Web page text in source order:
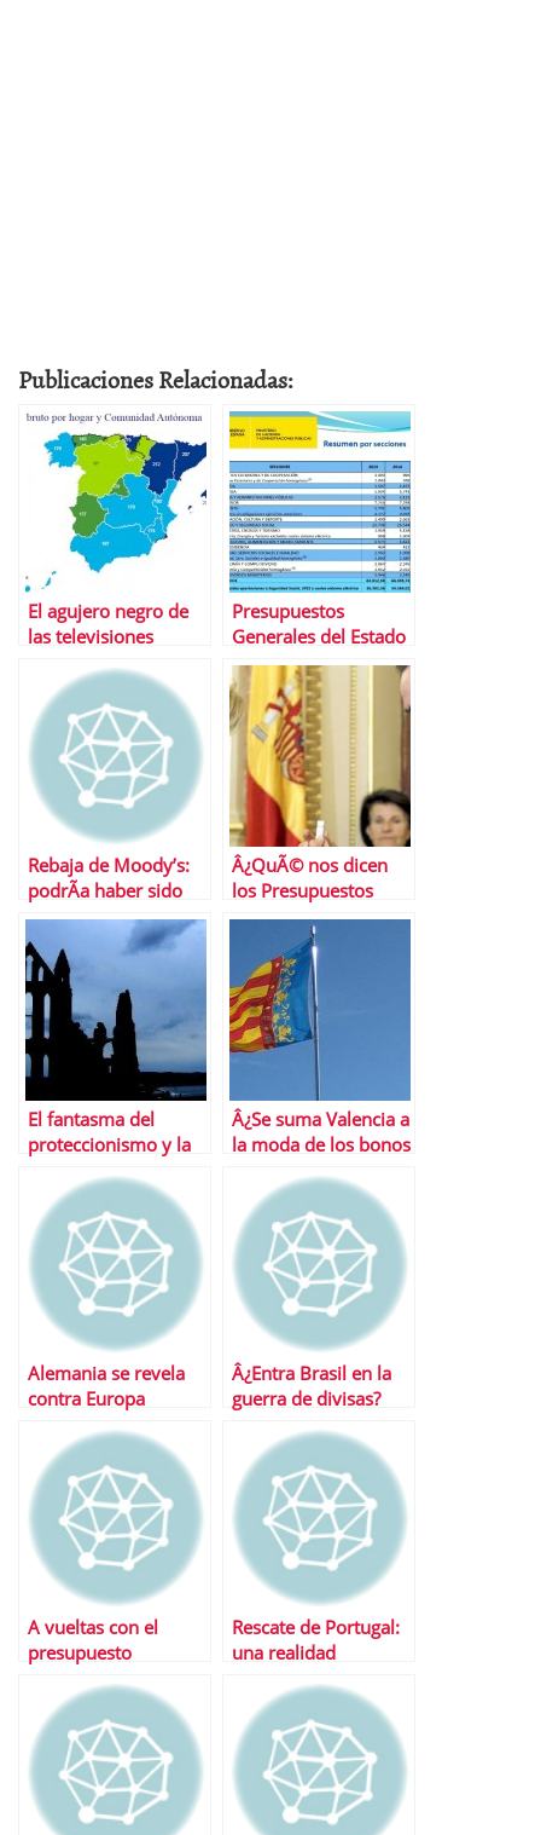
Publicaciones Relacionadas:
El agujero negro de
las televisiones
Presupuestos
Generales del Estado
de 2014
Rebaja de Moody’s:
podrÃ­a haber sido
peor
Â¿QuÃ© nos dicen
los Presupuestos
Generales del Estado?
Sicav, impuestos y
otras historias para
no dormir
El fantasma del
proteccionismo y la
Â¿Se suma Valencia a
la moda de los bonos
Alemania se revela
contra Europa
Â¿Entra Brasil en la
guerra de divisas?
A vueltas con el
presupuesto
Rescate de Portugal:
una realidad